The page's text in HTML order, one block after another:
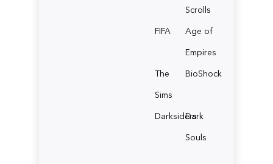
Scrolls
FIFA
Age of
Empires
The
Sims
BioShock
Darksiders
Dark
Souls